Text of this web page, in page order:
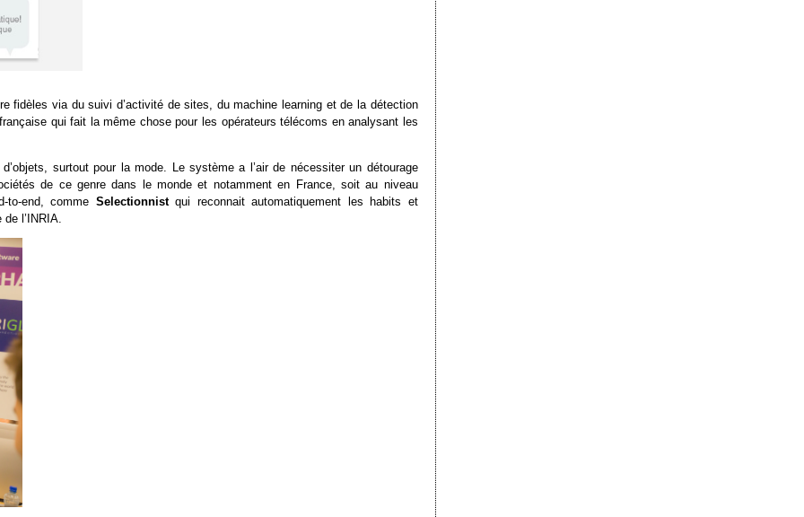
fidèles via du suivi d’activité de sites, du machine learning et de la détection
qui fait la même chose pour les opérateurs télécoms en analysant les
surtout pour la mode. Le système a l’air de nécessiter un détourage
de ce genre dans le monde et notamment en France, soit au niveau
end, comme Selectionnistqui reconnait automatiquement les habits et
l’INRIA.